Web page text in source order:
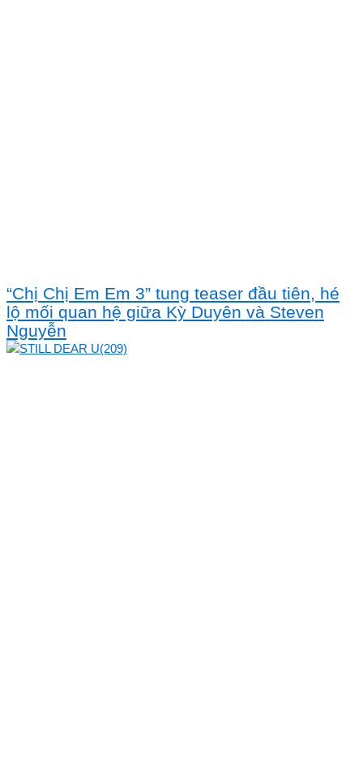
“Chị Chị Em Em 3” tung teaser đầu tiên, hé
lộ mối quan hệ giữa Kỳ Duyên và Steven
Nguyễn